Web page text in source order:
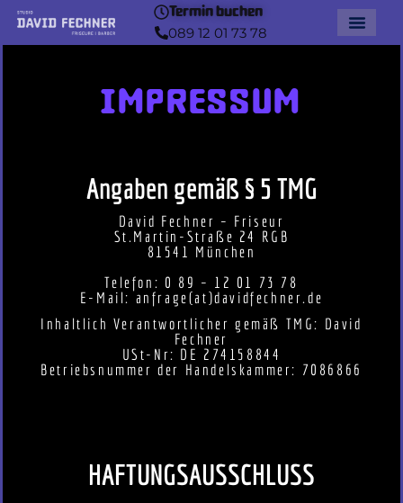
089 12 01 73 78 089 12 01 73 78
Termin buchen
IMPRESSUM
Angaben gemäß § 5 TMG
David Fechner – Friseur
St.Martin-Straße 24 RGB
81541 München
Telefon: 0 89 – 12 01 73 78
E-Mail: anfrage(at)davidfechner.de
Inhaltlich Verantwortlicher gemäß TMG: David
Fechner
USt-Nr: DE 274158844
Betriebsnummer der Handelskammer: 7086866
HAFTUNGSAUSSCHLUSS